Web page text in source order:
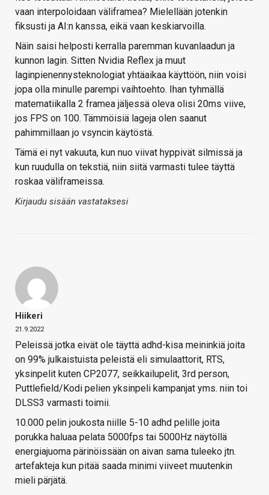
vaan interpoloidaan väliframea? Mielellään jotenkin
fiksusti ja AI:n kanssa, eikä vaan keskiarvoilla.
Näin saisi helposti kerralla paremman kuvanlaadun ja
kunnon lagin. Sitten Nvidia Reflex ja muut
laginpienennysteknologiat yhtäaikaa käyttöön, niin voisi
jopa olla minulle parempi vaihtoehto. Ihan tyhmällä
matematiikalla 2 framea jäljessä oleva olisi 20ms viive,
jos FPS on 100. Tämmöisiä lageja olen saanut
pahimmillaan jo vsyncin käytöstä.
Tämä ei nyt vakuuta, kun nuo viivat hyppivät silmissä ja
kun ruudulla on tekstiä, niin siitä varmasti tulee täyttä
roskaa väliframeissa.
Kirjaudu sisään vastataksesi
Hiikeri
21.9.2022
Peleissä jotka eivät ole täyttä adhd-kisa meininkiä joita
on 99% julkaistuista peleistä eli simulaattorit, RTS,
yksinpelit kuten CP2077, seikkailupelit, 3rd person,
Puttlefield/Kodi pelien yksinpeli kampanjat yms. niin toi
DLSS3 varmasti toimii.
10.000 pelin joukosta niille 5-10 adhd pelille joita
porukka haluaa pelata 5000fps tai 5000Hz näytöllä
energiajuoma pärinöissään on aivan sama tuleeko jtn.
artefakteja kun pitää saada minimi viiveet muutenkin
mieli pärjätä.